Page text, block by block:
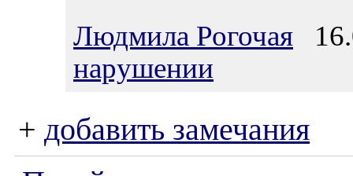
Людмила Рогочая
нарушении
+ добавить замечания